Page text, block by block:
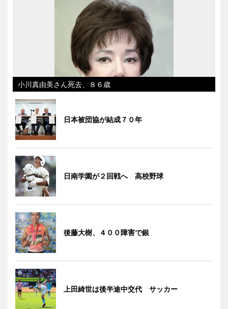
小川真由美さん死去、８６歳
日本被団協が結成７０年
日南学園が２回戦へ 高校野球
後藤大樹、４００障害で銀
上田綺世は後半途中交代 サッカー